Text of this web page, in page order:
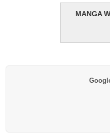
MANGA